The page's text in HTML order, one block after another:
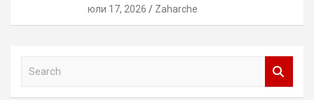
юли 17, 2026 Zaharche